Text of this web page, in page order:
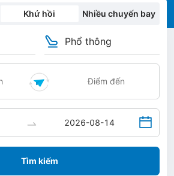
Khứ hồi Nhiều chuyến bay
Phổ thông
Tìm kiếm